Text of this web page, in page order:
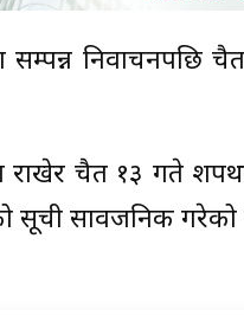
निर्वाचनपछि
राखेर चैत १३ गते शपथ
सूची सार्वजनिक गरेको